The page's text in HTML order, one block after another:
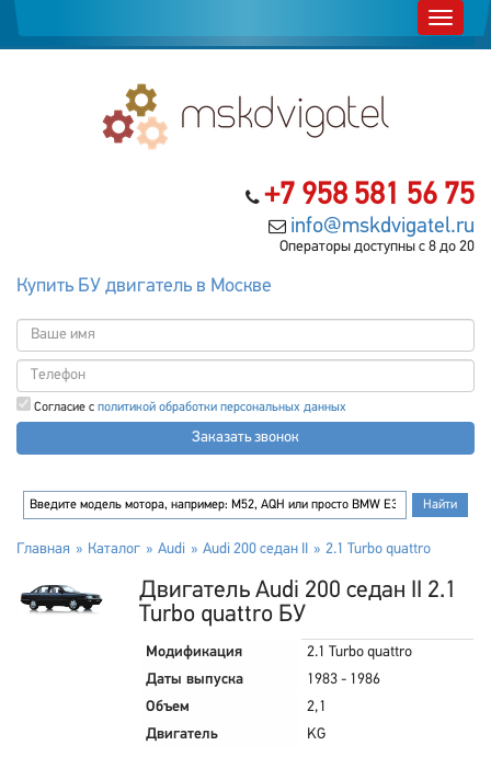
+7 958 581 56 75
info@mskdvigatel.ru
Операторы доступны с 8 до 20
Купить БУ двигатель в Москве
Согласие с политикой обработки персональных данных
Заказать звонок
Главная Каталог Audi Audi 200 седан II 2.1 Turbo quattro
Двигатель Audi 200 седан II 2.1
Turbo quattro БУ
Модификация
2.1 Turbo quattro
Даты выпуска
1983 - 1986
Объем
2,1
Двигатель
KG